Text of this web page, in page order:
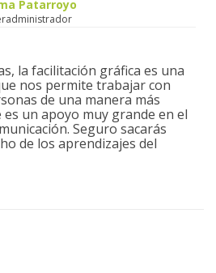
Patarroyo
la facilitación gráfica es una
nos permite trabajar con
de una manera más
es un apoyo muy grande en el
Seguro sacarás
de los aprendizajes del